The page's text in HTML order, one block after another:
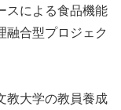
スによる食品機能
融合型プロジェク
大学の教員養成